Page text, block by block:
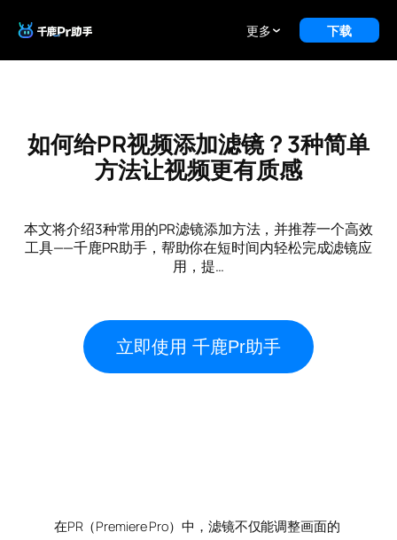
更多 下载
如何给PR视频添加滤镜？3种简单
方法让视频更有质感
本文将介绍3种常用的PR滤镜添加方法，并推荐一个高效
工具——千鹿PR助手，帮助你在短时间内轻松完成滤镜应
用，提…
立即使用 千鹿Pr助手
在PR（Premiere Pro）中，滤镜不仅能调整画面的